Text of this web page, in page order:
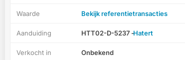
Waarde Bekijk referentietransacties
Aanduiding HTT02-D-5237 -Hatert
Verkocht in Onbekend